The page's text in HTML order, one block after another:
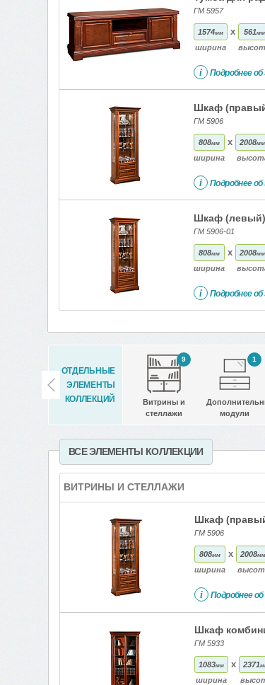
ГМ 5957
1574мм
ширина
x 561мм
i Подробнее
Шкаф
ГМ 5906
808мм
ширина
x 2008мм
i Подробнее
Шкаф (левый)
ГМ 5906-01
808мм
ширина
x 2008мм
i Подробнее
ОТДЕЛЬНЫЕ
ЭЛЕМЕНТЫ
КОЛЛЕКЦИЙ
9
Витрины и
стеллажи
1
модули
ВСЕ ЭЛЕМЕНТЫ КОЛЛЕКЦИИ
ВИТРИНЫ И СТЕЛЛАЖИ
Шкаф
ГМ 5906
808мм
ширина
x 2008мм
i Подробнее
Шкаф
ГМ 5933
1083мм
ширина
x 2371